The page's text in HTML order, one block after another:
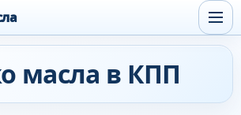
масла в КПП